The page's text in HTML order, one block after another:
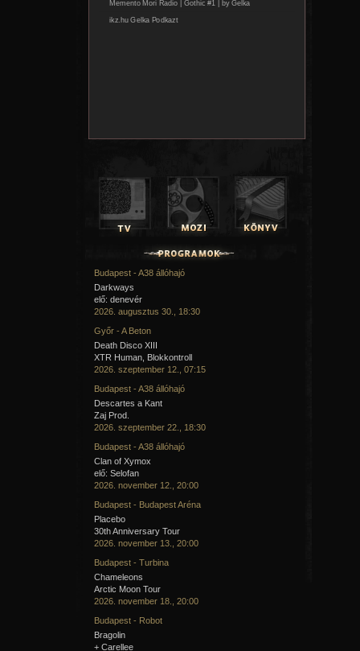
Budapest - A38 állóhajó
Darkways
elő: denevér
2026. augusztus 30., 18:30
Győr - A Beton
Death Disco XIII
XTR Human, Blokkontroll
2026. szeptember 12., 07:15
Budapest - A38 állóhajó
Descartes a Kant
Zaj Prod.
2026. szeptember 22., 18:30
Budapest - A38 állóhajó
Clan of Xymox
elő: Selofan
2026. november 12., 20:00
Budapest - Budapest Aréna
Placebo
30th Anniversary Tour
2026. november 13., 20:00
Budapest - Turbina
Chameleons
Arctic Moon Tour
2026. november 18., 20:00
Budapest - Robot
Bragolin
+ Carellee